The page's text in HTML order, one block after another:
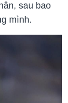
sau bao
mình.